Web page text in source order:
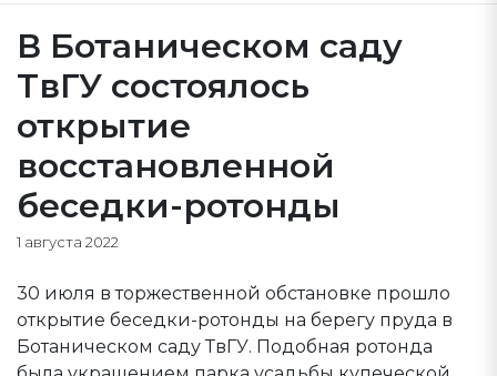
В Ботаническом саду
ТвГУ состоялось
открытие
восстановленной
беседки-ротонды
1 августа 2022
30 июля в торжественной обстановке прошло
открытие беседки-ротонды на берегу пруда в
Ботаническом саду ТвГУ. Подобная ротонда